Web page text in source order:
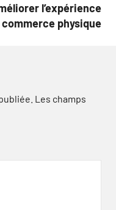
l’expérience
physique
Les champs